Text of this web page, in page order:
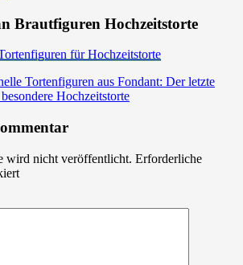
Brautfiguren Hochzeitstorte
Tortenfiguren aus Fondant: Der letzte
Hochzeitstorte
wird nicht veröffentlicht. Erforderliche